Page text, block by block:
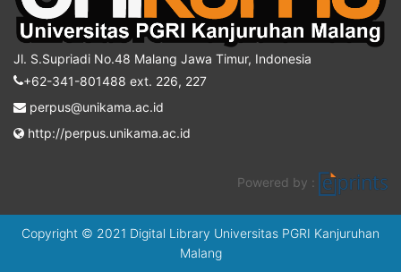
Jl. S.Supriadi No.48 Malang Jawa Timur, Indonesia
+62-341-801488 ext. 226, 227
perpus@unikama.ac.id
http://perpus.unikama.ac.id
Powered by :
Copyright © 2021 Digital Library Universitas PGRI Kanjuruhan
Malang